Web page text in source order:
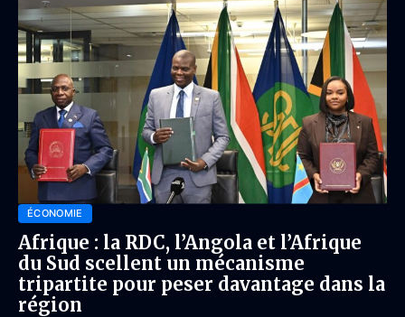
ÉCONOMIE
Afrique : la RDC, l’Angola et l’Afrique
du Sud scellent un mécanisme
tripartite pour peser davantage dans la
région